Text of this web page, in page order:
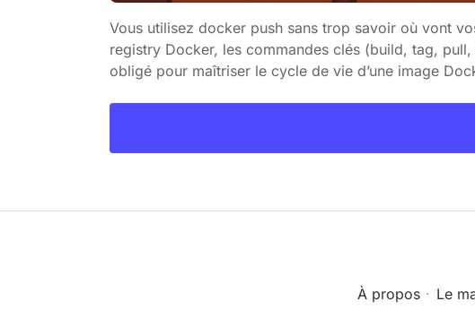
Vous utilisez docker push sans trop savoir où vont
registry Docker, les commandes clés (build, tag,
obligé pour maîtriser le cycle de vie d’une image
À propos · Le